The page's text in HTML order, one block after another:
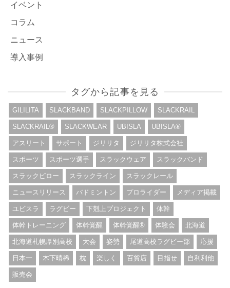
イベント
コラム
ニュース
導入事例
タグから記事を見る
GILILITA SLACKBAND SLACKPILLOW SLACKRAIL
SLACKRAIL®︎ SLACKWEAR UBISLA UBISLA®︎
アスリート サポート ジリリタ ジリリタ株式会社
スポーツ スポーツ選手 スラックウェア スラックバンド
スラックピロー スラックライン スラックレール
ニュースリリース バドミントン プロライダー メディア掲載
ユビスラ ラグビー 下剋上プロジェクト 体幹
体幹トレーニング 体幹覚醒 体幹覚醒®︎ 体験会 北海道
北海道札幌厚別高校 大会 姿勢 尾道高校ラグビー部 応援
日本一 木下晴稀 枕 楽しく 百貨店 目指せ 自利利他
販売会